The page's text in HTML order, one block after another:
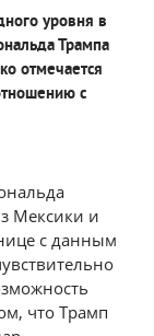
уровня в
Трампа
отмечается
с
Мексики и
с данным
что Трамп